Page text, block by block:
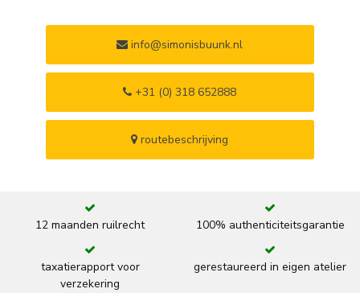
info@simonisbuunk.nl
+31 (0) 318 652888
routebeschrijving
12 maanden ruilrecht 100% authenticiteitsgarantie
taxatierapport voor
verzekering
gerestaureerd in eigen atelier